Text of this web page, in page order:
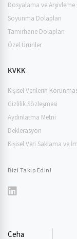
Dosyalama ve Arşivleme
Soyunma Dolapları
Tamirhane Dolapları
Özel Ürünler
KVKK
Kişisel Verilerin
Gizlilik Sözleşmesi
Aydınlatma Metni
Deklerasyon
Kişisel Veri Saklama ve
Bizi Takip Edin!
Ceha